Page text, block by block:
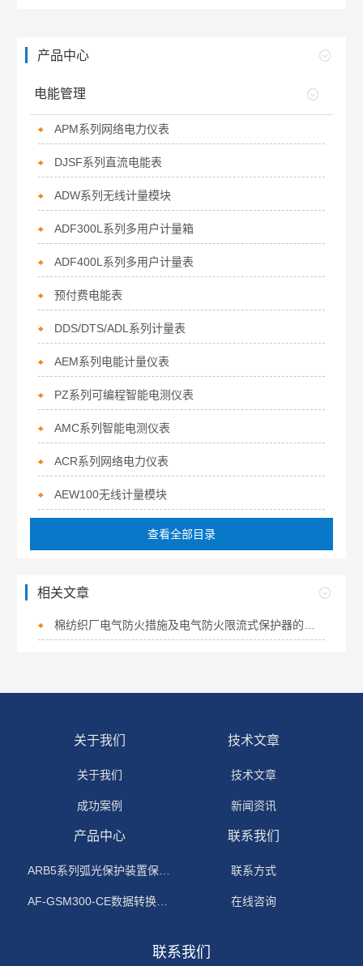
产品中心
电能管理
APM系列网络电力仪表
DJSF系列直流电能表
ADW系列无线计量模块
ADF300L系列多用户计量箱
ADF400L系列多用户计量表
预付费电能表
DDS/DTS/ADL系列计量表
AEM系列电能计量仪表
PZ系列可编程智能电测仪表
AMC系列智能电测仪表
ACR系列网络电力仪表
AEW100无线计量模块
查看全部目录
相关文章
关于我们
关于我们
成功案例
技术文章
技术文章
新闻资讯
产品中心
ARB5系列弧光保护装置保护功能原理
AF-GSM300-CE数据转换模块
联系我们
联系方式
在线咨询
联系我们